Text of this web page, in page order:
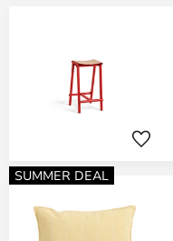
SUMMER DEAL